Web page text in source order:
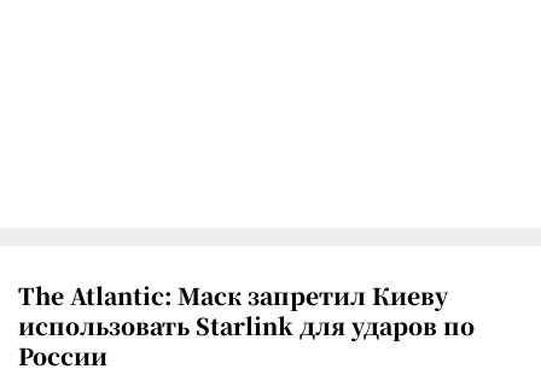
The Atlantic: Маск запретил Киеву
использовать Starlink для ударов по
России